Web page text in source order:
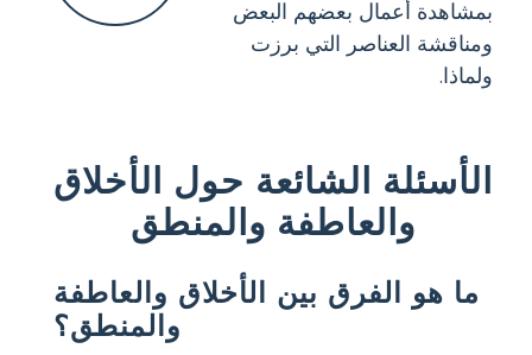
بمشاهدة أعمال بعضهم البعض
ومناقشة العناصر التي برزت
ولماذا.
الأسئلة الشائعة حول الأخلاق
والعاطفة والمنطق
ما هو الفرق بين الأخلاق والعاطفة
والمنطق؟